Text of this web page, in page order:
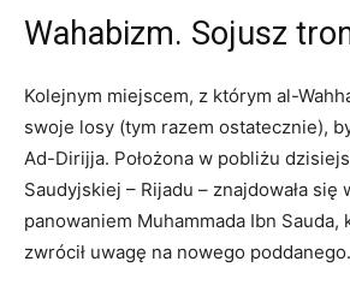
Wahabizm. Sojusz
Kolejnym miejscem, z którym al-
swoje losy (tym razem ostatecznie),
Ad-Dirijja. Położona w pobliżu
Saudyjskiej – Rijadu – znajdowała się
panowaniem Muhammada Ibn Sauda,
zwrócił uwagę na nowego poddanego.